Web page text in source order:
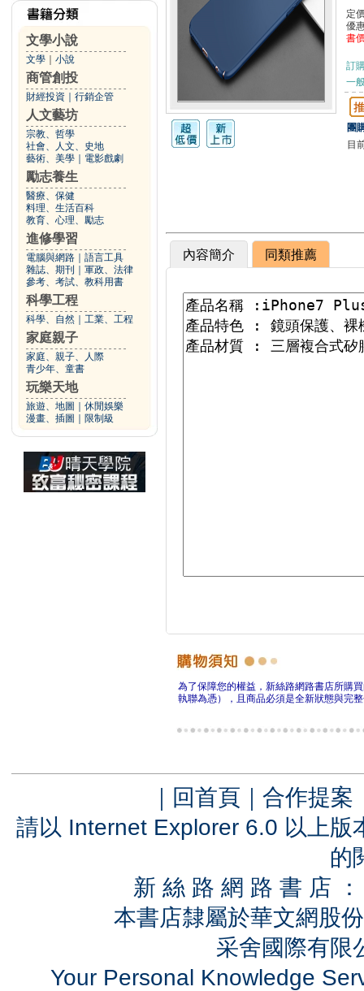
文學小說
文學 小說
商管創投
財經投資 行銷企管
人文藝坊
宗教、哲學
社會、人文、史地
藝術、美學
電影戲劇
勵志養生
醫療、保健
料理、生活百科
教育、心理、勵志
進修學習
電腦與網路
語言工具
雜誌、期刊
軍政、法律
參考、考試、教科用書
科學工程
科學、自然 工業、工程
家庭親子
家庭、親子、人際
青少年、童書
玩樂天地
旅遊、地圖
休閒娛樂
漫畫、插圖
限制級
定
優
書
訂
一
團
目
內容簡介 同類推薦
為了保障您的權益，新絲路網路書店所購
執聯為憑），且商品必須是全新狀態與完
｜ 回首頁 ｜ 合作提案
請以 Internet Explorer 6.0 以上
的
新 絲 路 網 路 書 店
本書店隸屬於華文網股
采舍國際有
Your Personal Knowledge